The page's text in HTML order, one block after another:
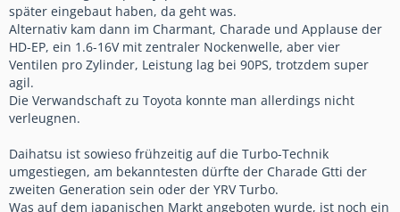
später eingebaut haben, da geht was.
Alternativ kam dann im Charmant, Charade und Applause der
HD-EP, ein 1.6-16V mit zentraler Nockenwelle, aber vier
Ventilen pro Zylinder, Leistung lag bei 90PS, trotzdem super
agil.
Die Verwandschaft zu Toyota konnte man allerdings nicht
verleugnen.
Daihatsu ist sowieso frühzeitig auf die Turbo-Technik
umgestiegen, am bekanntesten dürfte der Charade Gtti der
zweiten Generation sein oder der YRV Turbo.
Was auf dem japanischen Markt angeboten wurde, ist noch ein